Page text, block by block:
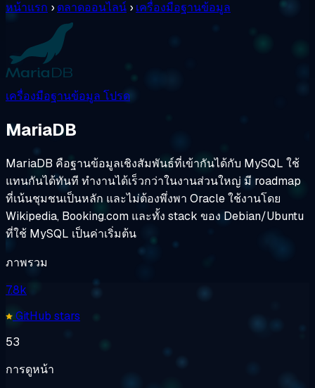
หน้าแรก › ตลาดออนไลน์ › เครื่องมือฐานข้อมูล
เครื่องมือฐานข้อมูล โปรด
MariaDB
MariaDB คือฐานข้อมูลเชิงสัมพันธ์ที่เข้ากันได้กับ MySQL ใช้
แทนกันได้ทันที ทำงานได้เร็วกว่าในงานส่วนใหญ่ มี roadmap
ที่เน้นชุมชนเป็นหลัก และไม่ต้องพึ่งพา Oracle ใช้งานโดย
Wikipedia, Booking.com และทั้ง stack ของ Debian/Ubuntu
ที่ใช้ MySQL เป็นค่าเริ่มต้น
ภาพรวม
7.8k
GitHub stars
53
การดูหน้า